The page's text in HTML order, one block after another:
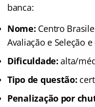
banca:
Nome: Centro
Avaliação e Seleção
Dificuldade: alta/
Tipo de questão:
Penalização por